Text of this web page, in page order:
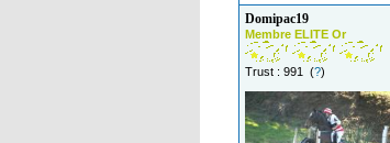
Domipac19
Membre ELITE Or
Trust : 991 (?)